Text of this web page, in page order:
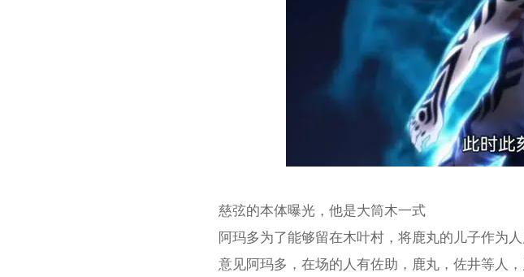
慈弦的本体曝光，他是大筒木一式
阿玛多为了能够留在木叶村，将鹿丸的儿子作为
意见阿玛多，在场的人有佐助，鹿丸，佐井等人